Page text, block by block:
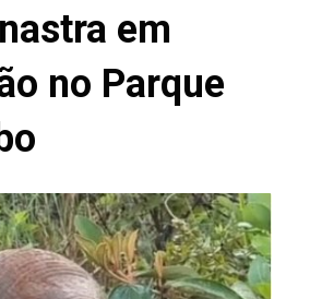
em
no Parque